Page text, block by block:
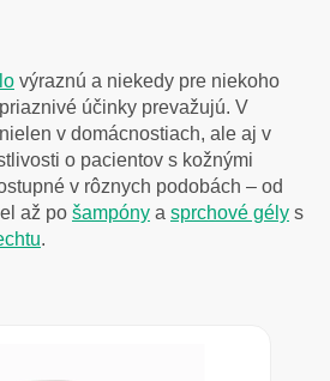
výraznú a niekedy pre niekoho
účinky prevažujú. V
v domácnostiach, ale aj v
o pacientov s kožnými
v rôznych podobách – od
až po šampóny a sprchové gély s
.